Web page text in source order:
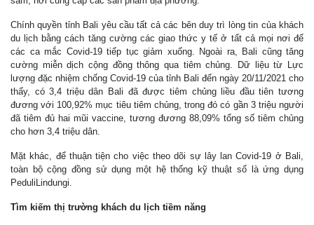
Chính quyền tỉnh Bali yêu cầu tất cả các bên duy trì lòng tin của khách
du lịch bằng cách tăng cường các giao thức y tế ở tất cả mọi nơi để
các ca mắc Covid-19 tiếp tục giảm xuống. Ngoài ra, Bali cũng tăng
cường miễn dịch cộng đồng thông qua tiêm chủng. Dữ liệu từ Lực
lượng đặc nhiệm chống Covid-19 của tỉnh Bali đến ngày 20/11/2021 cho
thấy, có 3,4 triệu dân Bali đã được tiêm chủng liều đầu tiên tương
đương với 100,92% mục tiêu tiêm chủng, trong đó có gần 3 triệu người
đã tiêm đủ hai mũi vaccine, tương đương 88,09% tổng số tiêm chủng
cho hơn 3,4 triệu dân.
Mặt khác, để thuận tiện cho việc theo dõi sự lây lan Covid-19 ở Bali,
toàn bộ cộng đồng sử dụng một hệ thống kỹ thuật số là ứng dụng
PeduliLindungi.
Tìm kiếm thị trường khách du lịch tiềm năng